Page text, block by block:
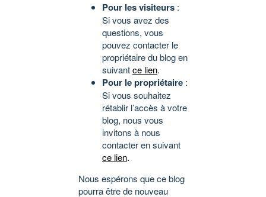
Pour les visiteurs :
Si vous avez des
questions, vous
pouvez contacter le
propriétaire du blog en
suivantce lien.
Pour le propriétaire :
Si vous souhaitez
rétablir l’accès à votre
blog, nous vous
invitons à nous
contacter en suivant
ce lien.
Nous espérons que ce blog
pourra être de nouveau